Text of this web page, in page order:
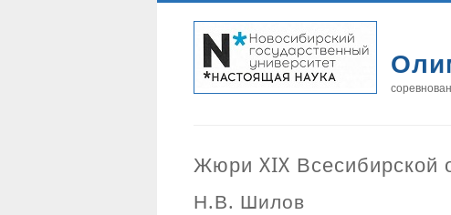
Жюри XIX Всесибирской
Н.В. Шилов